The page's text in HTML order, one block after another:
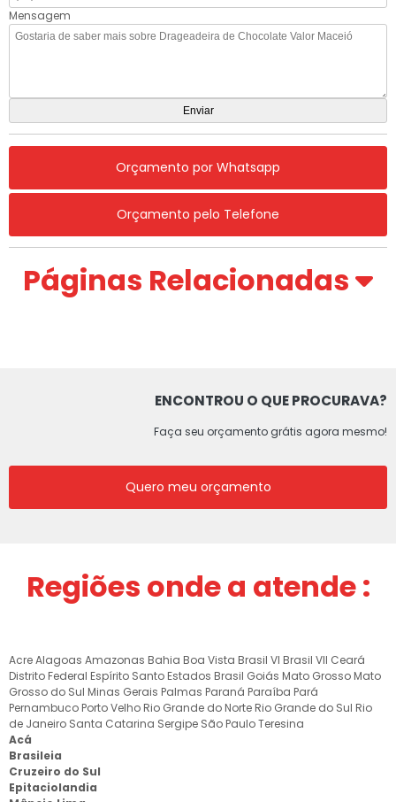
Mensagem
Orçamento por Whatsapp
Orçamento pelo Telefone
Páginas Relacionadas
ENCONTROU O QUE PROCURAVA?
Faça seu orçamento grátis agora mesmo!
Quero meu orçamento
Regiões onde a atende :
AcreAlagoas Amazonas Bahia Boa Vista Brasil VI Brasil VII Ceará
Distrito Federal Espírito Santo Estados Brasil Goiás Mato Grosso Mato
Grosso do Sul Minas Gerais Palmas Paraná Paraíba Pará
Pernambuco Porto Velho Rio Grande do Norte Rio Grande do Sul Rio
de Janeiro Santa Catarina Sergipe São PauloTeresina
Acá
Brasileia
Cruzeiro do Sul
Epitaciolandia